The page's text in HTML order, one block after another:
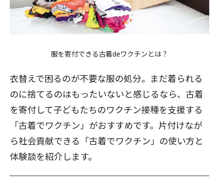
服を寄付できる古着deワクチンとは？
衣替えで困るのが不要な服の処分。まだ着られる
のに捨てるのはもったいないと感じるなら、古着
を寄付して子どもたちのワクチン接種を支援する
「古着でワクチン」がおすすめです。片付けなが
ら社会貢献できる「古着でワクチン」の使い方と
体験談を紹介します。